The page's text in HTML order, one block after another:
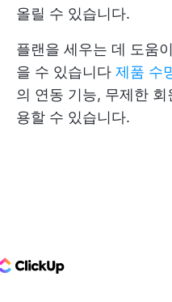
올릴 수 있습니다.
플랜을 세우는 데 도움
을 수 있습니다 제품 수
의 연동 기능, 무제한
용할 수 있습니다.
Logo